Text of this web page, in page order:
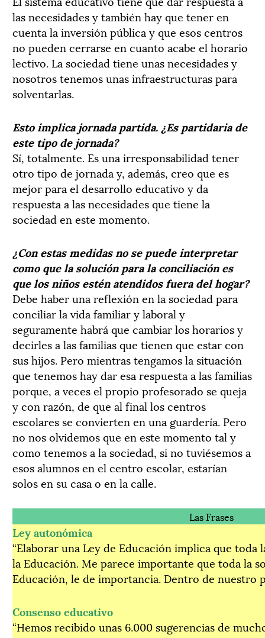
las necesidades y también hay que tener en
cuenta la inversión pública y que esos centros
no pueden cerrarse en cuanto acabe el horario
lectivo. La sociedad tiene unas necesidades y
nosotros tenemos unas infraestructuras para
solventarlas.
Esto implica jornada partida. ¿Es partidaria de
este tipo de jornada?
Sí, totalmente. Es una irresponsabilidad tener
otro tipo de jornada y, además, creo que es
mejor para el desarrollo educativo y da
respuesta a las necesidades que tiene la
sociedad en este momento.
¿Con estas medidas no se puede interpretar
como que la solución para la conciliación es
que los niños estén atendidos fuera del hogar?
Debe haber una reflexión en la sociedad para
conciliar la vida familiar y laboral y
seguramente habrá que cambiar los horarios y
decirles a las familias que tienen que estar con
sus hijos. Pero mientras tengamos la situación
que tenemos hay dar esa respuesta a las familias
porque, a veces el propio profesorado se queja
y con razón, de que al final los centros
escolares se convierten en una guardería. Pero
no nos olvidemos que en este momento tal y
como tenemos a la sociedad, si no tuviésemos a
esos alumnos en el centro escolar, estarían
solos en su casa o en la calle.
Las Frases
Ley autonómica
“Elaborar una Ley de Educación implica que toda
la Educación. Me parece importante que toda la
Educación, le de importancia. Dentro de nuestro
Consenso educativo
“Hemos recibido unas 6.000 sugerencias de